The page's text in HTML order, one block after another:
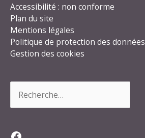
Accessibilité : non conforme
Plan du site
Mentions légales
Politique de protection des données
Gestion des cookies